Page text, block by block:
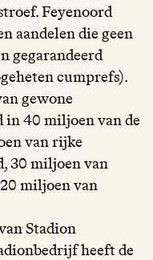
Feyenoord
aandelen die geen
gegarandeerd
cumprefs).
gewone
in 40 miljoen van de
van rijke
30 miljoen van
miljoen van
Stadion
heeft de